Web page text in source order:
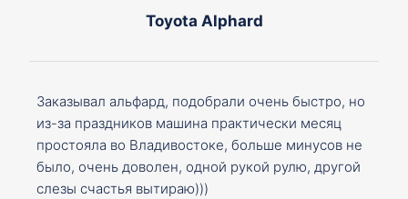
Toyota Alphard
Заказывал альфард, подобрали очень быстро, но
из-за праздников машина практически месяц
простояла во Владивостоке, больше минусов не
было, очень доволен, одной рукой рулю, другой
слезы счастья вытираю)))